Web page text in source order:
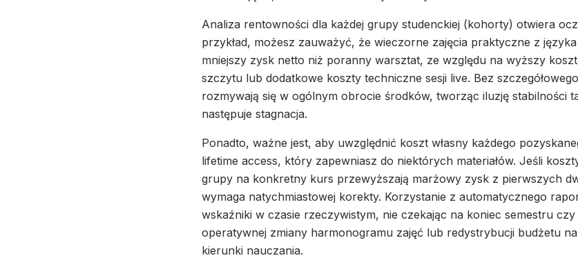
Analiza rentowności dla każdej grupy studenckiej (kohorty) otwiera
przykład, możesz zauważyć, że wieczorne zajęcia praktyczne z
mniejszy zysk netto niż poranny warsztat, ze względu na wyższy
szczytu lub dodatkowe koszty techniczne sesji live. Bez
rozmywają się w ogólnym obrocie środków, tworząc iluzję stabilności
następuje stagnacja.
Ponadto, ważne jest, aby uwzględnić koszt własny każdego
lifetime access, który zapewniasz do niektórych materiałów. Jeśli
grupy na konkretny kurs przewyższają marżowy zysk z pierwszych
wymaga natychmiastowej korekty. Korzystanie z automatycznego
wskaźniki w czasie rzeczywistym, nie czekając na koniec semestru
operatywnej zmiany harmonogramu zajęć lub redystrybucji budżetu
kierunki nauczania.